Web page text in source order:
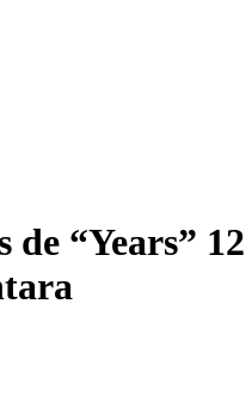
“Years”